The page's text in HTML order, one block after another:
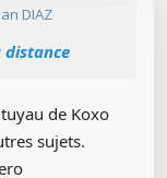
DIAZ
distance
de Koxo
sujets.